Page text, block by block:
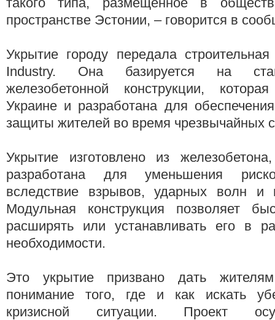
пространстве Эстонии, – говорится в
Укрытие городу передала
Industry. Она базируется на
железобетонной конструкции,
Украине и разработана для
защиты жителей во время чрезвычайных
Укрытие изготовлено из
разработана для уменьшения
вследствие взрывов, ударных волн и
Модульная конструкция позволяет
расширять или устанавливать его в
необходимости.
Это укрытие призвано дать
понимание того, где и как искать
кризисной ситуации. Проект